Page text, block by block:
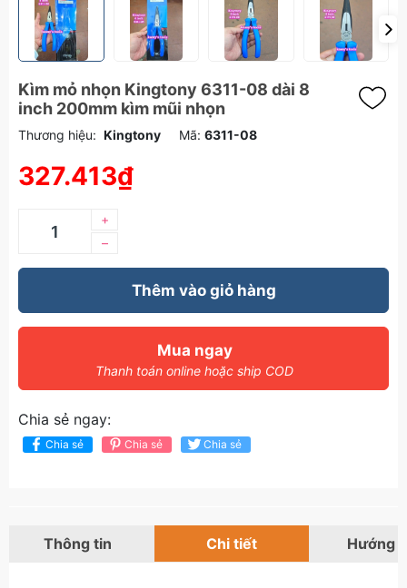
Kìm mỏ nhọn Kingtony 6311-08 dài 8
inch 200mm kìm mũi nhọn
Thương hiệu: Kingtony Mã: 6311-08
327.413₫
–
+
Thêm vào giỏ hàng
Mua ngay
Thanh toán online hoặc ship COD
Chia sẻ ngay:
Chia sẻ Chia sẻ Chia sẻ
Thông tin Chi tiết Hướng